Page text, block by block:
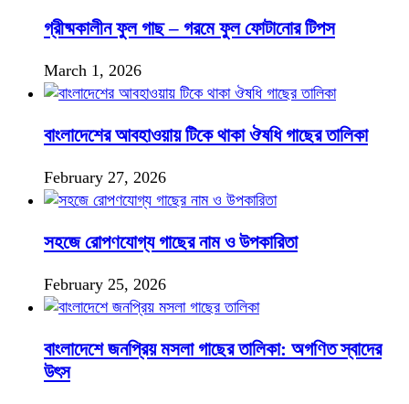
গ্রীষ্মকালীন ফুল গাছ – গরমে ফুল ফোটানোর টিপস
March 1, 2026
বাংলাদেশের আবহাওয়ায় টিকে থাকা ঔষধি গাছের তালিকা
February 27, 2026
সহজে রোপণযোগ্য গাছের নাম ও উপকারিতা
February 25, 2026
বাংলাদেশে জনপ্রিয় মসলা গাছের তালিকা: অগণিত স্বাদের
উৎস